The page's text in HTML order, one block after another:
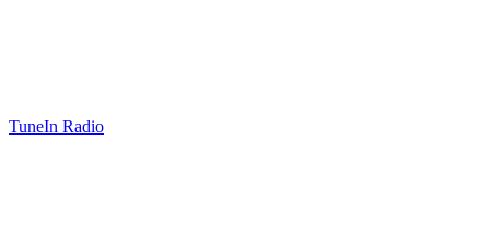
TuneIn Radio